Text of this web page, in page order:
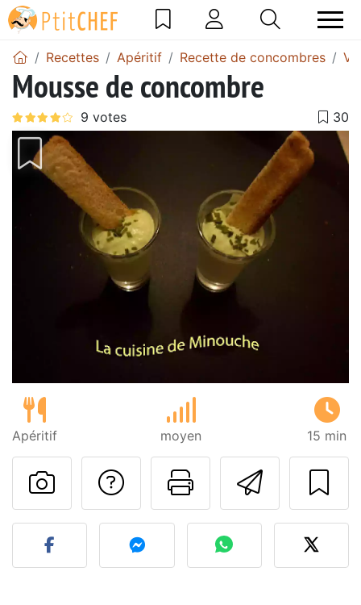
Recettes Apéritif Recette de concombres
Mousse de concombre
Apéritif moyen 15 min
Imprimer
Poser une
Publier votre photo de